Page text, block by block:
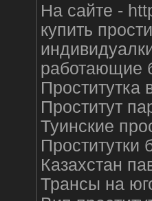
На сайте -
купить
работающие
Проститутка
Проститут
Туинские
Проститутки
Казахстан
Трансы на